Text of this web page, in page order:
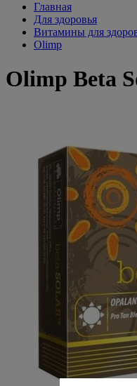
Главная
Для здоровья
Витамины для
Olimp
Olimp Beta